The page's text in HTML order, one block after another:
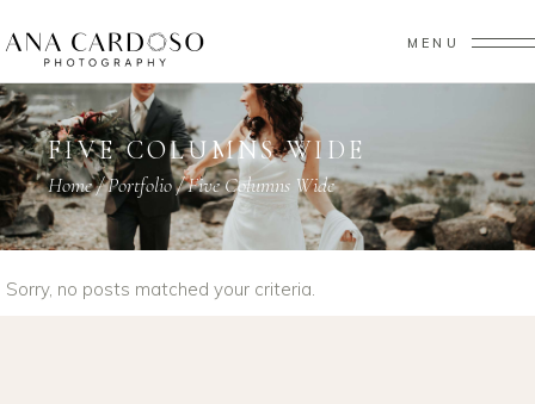
MENU
FIVE COLUMNS WIDE
Home/Portfolio/Five Columns Wide
Sorry, no posts matched your criteria.